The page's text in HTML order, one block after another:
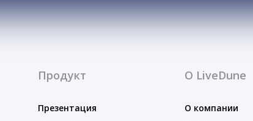
Продукт
Презентация
О LiveDune
О компании